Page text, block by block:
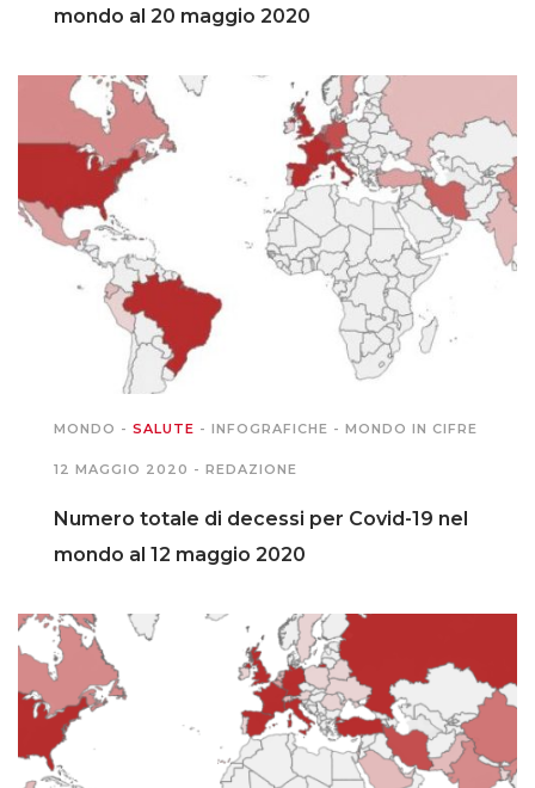
mondo al 20 maggio 2020
MONDO - SALUTE - INFOGRAFICHE - MONDO IN CIFRE
12 MAGGIO 2020 - REDAZIONE
Numero totale di decessi per Covid-19 nel
mondo al 12 maggio 2020